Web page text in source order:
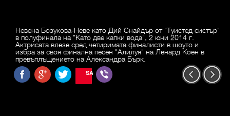
Невена Бозукова-Неве като Дий Снайдър от "Туистед систър"
в полуфинала на "Като две капки вода", 2 юни 2014 г.
Актрисата влезе сред четиримата финалисти в шоуто и
избра за своя финална песен "Алилуя" на Ленард Коен в
превъплъщението на Александра Бърк.
SAVE